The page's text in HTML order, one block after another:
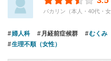
パカリン（本人・40代・
婦人科 月経前症候群 むくみ
生理不順（女性）